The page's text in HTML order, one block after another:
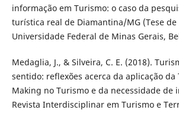
informação em Turismo: o caso da
turística real de Diamantina/MG (Tese
Universidade Federal de Minas Gerais,
Medaglia, J., & Silveira, C. E. (2018).
sentido: reflexões acerca da aplicação da
Making no Turismo e da necessidade de
Revista Interdisciplinar em Turismo e